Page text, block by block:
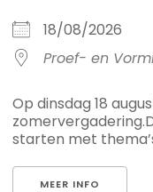
18/08/2026
Proef- en
Op dinsdag 18
starten met
MEER INFO